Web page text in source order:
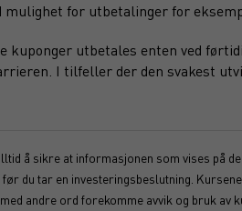
mulighet for utbetalinger for
kuponger utbetales enten ved
I tilfeller der den svakest
å sikre at informasjonen som vises på
du tar en investeringsbeslutning.
andre ord forekomme avvik og bruk